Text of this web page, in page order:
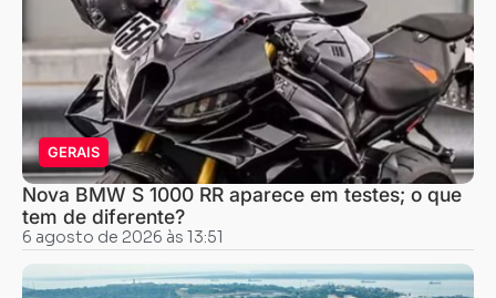
GERAIS
Nova BMW S 1000 RR aparece em testes; o que
tem de diferente?
6 agosto de 2026 às 13:51